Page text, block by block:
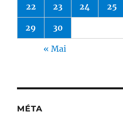
22 23 24 25
29 30
« Mai
MÉTA